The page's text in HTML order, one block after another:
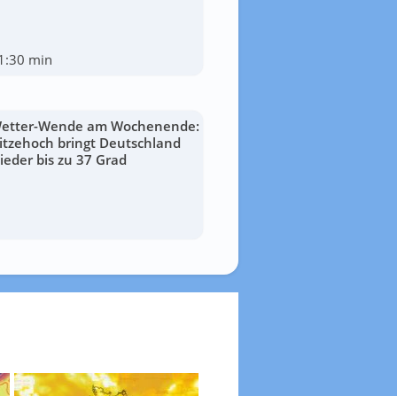
min
Wende am Wochenende:
bringt Deutschland
bis zu 37 Grad